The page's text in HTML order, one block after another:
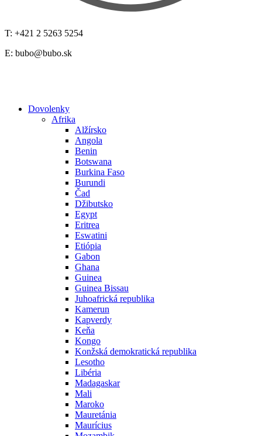
T: +421 2 5263 5254
E: bubo@bubo.sk
Dovolenky
Afrika
Alžírsko
Angola
Benin
Botswana
Burkina Faso
Burundi
Čad
Džibutsko
Egypt
Eritrea
Eswatini
Etiópia
Gabon
Ghana
Guinea
Guinea Bissau
Juhoafrická republika
Kamerun
Kapverdy
Keňa
Kongo
Konžská demokratická republika
Lesotho
Libéria
Madagaskar
Mali
Maroko
Mauretánia
Maurícius